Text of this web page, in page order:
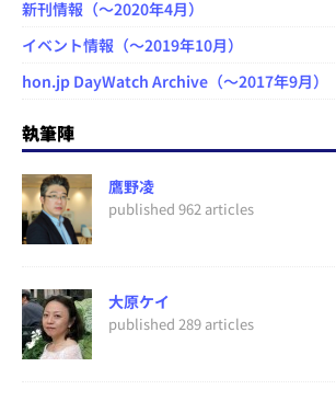
新刊情報（～2020年4月）
イベント情報（～2019年10月）
hon.jp DayWatch Archive（～2017年9月）
執筆陣
鷹野凌
published 962 articles
大原ケイ
published 289 articles